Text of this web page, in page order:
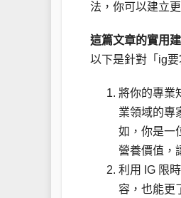
法，你可以建立
這篇文章的實用
以下是針對「ig
將你的專業
業領域的專
如，你是一
營養價值，
利用 IG 限
容，也能更